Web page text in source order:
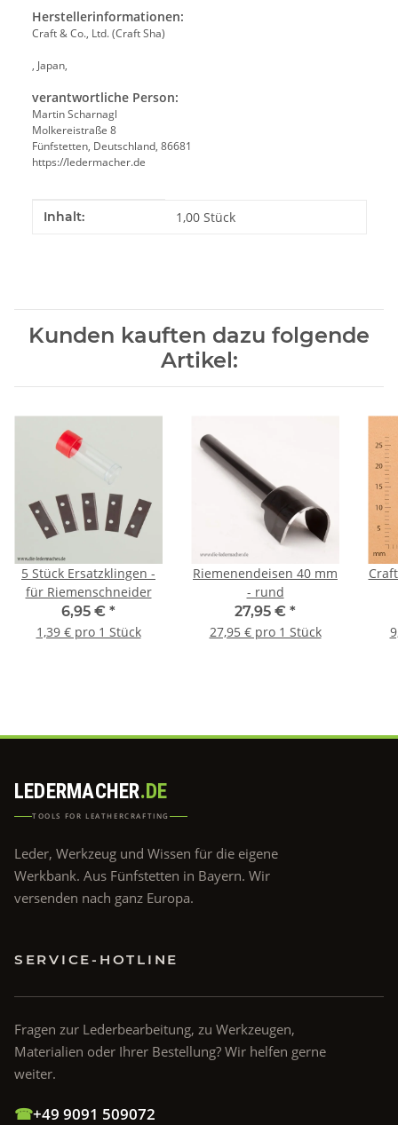
Herstellerinformationen:
Craft & Co., Ltd. (Craft Sha)
, Japan,
verantwortliche Person:
Martin Scharnagl
Molkereistraße 8
Fünfstetten, Deutschland, 86681
https://ledermacher.de
Produkteigenschaft
Wert
Inhalt: 1,00 Stück
Kunden kauften dazu folgende
Artikel:
5 Stück Ersatzklingen -
für Riemenschneider
6,95 € *
1,39 € pro 1 Stück
Riemenendeisen 40 mm
- rund
27,95 € *
27,95 € pro 1 Stück
LEDERMACHER.DE
TOOLS FOR LEATHERCRAFTING
Leder, Werkzeug und Wissen für die eigene
Werkbank. Aus Fünfstetten in Bayern. Wir
versenden nach ganz Europa.
SERVICE-HOTLINE
Fragen zur Lederbearbeitung, zu Werkzeugen,
Materialien oder Ihrer Bestellung? Wir helfen gerne
weiter.
☎+49 9091 509072